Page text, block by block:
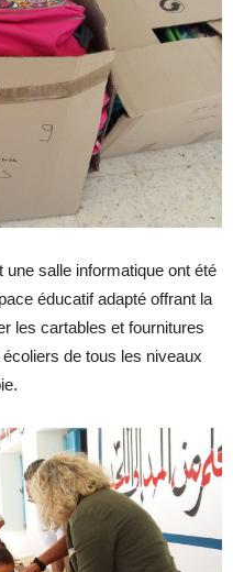
salle informatique ont été
éducatif adapté offrant la
les cartables et fournitures
de tous les niveaux